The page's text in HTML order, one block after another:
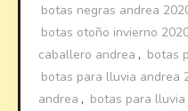
botas negras andrea
botas otoño invierno
caballero andrea , botas
botas para lluvia andrea
andrea , botas para